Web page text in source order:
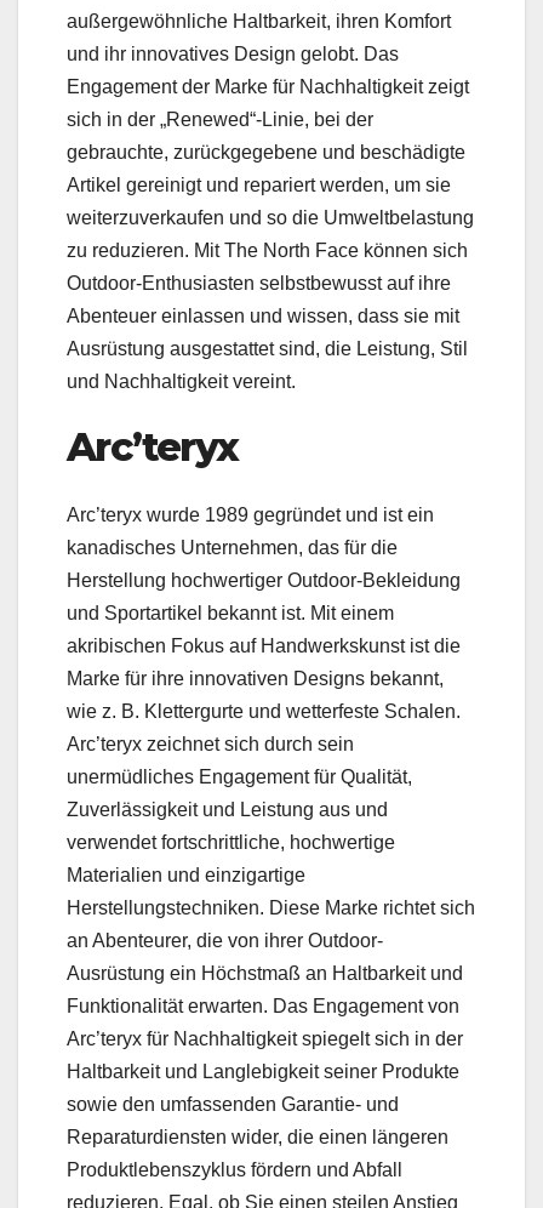
außergewöhnliche Haltbarkeit, ihren Komfort
und ihr innovatives Design gelobt. Das
Engagement der Marke für Nachhaltigkeit zeigt
sich in der „Renewed“-Linie, bei der
gebrauchte, zurückgegebene und beschädigte
Artikel gereinigt und repariert werden, um sie
weiterzuverkaufen und so die Umweltbelastung
zu reduzieren. Mit The North Face können sich
Outdoor-Enthusiasten selbstbewusst auf ihre
Abenteuer einlassen und wissen, dass sie mit
Ausrüstung ausgestattet sind, die Leistung, Stil
und Nachhaltigkeit vereint.
Arc’teryx
Arc’teryx wurde 1989 gegründet und ist ein
kanadisches Unternehmen, das für die
Herstellung hochwertiger Outdoor-Bekleidung
und Sportartikel bekannt ist. Mit einem
akribischen Fokus auf Handwerkskunst ist die
Marke für ihre innovativen Designs bekannt,
wie z. B. Klettergurte und wetterfeste Schalen.
Arc’teryx zeichnet sich durch sein
unermüdliches Engagement für Qualität,
Zuverlässigkeit und Leistung aus und
verwendet fortschrittliche, hochwertige
Materialien und einzigartige
Herstellungstechniken. Diese Marke richtet sich
an Abenteurer, die von ihrer Outdoor-
Ausrüstung ein Höchstmaß an Haltbarkeit und
Funktionalität erwarten. Das Engagement von
Arc’teryx für Nachhaltigkeit spiegelt sich in der
Haltbarkeit und Langlebigkeit seiner Produkte
sowie den umfassenden Garantie- und
Reparaturdiensten wider, die einen längeren
Produktlebenszyklus fördern und Abfall
reduzieren. Egal, ob Sie einen steilen Anstieg